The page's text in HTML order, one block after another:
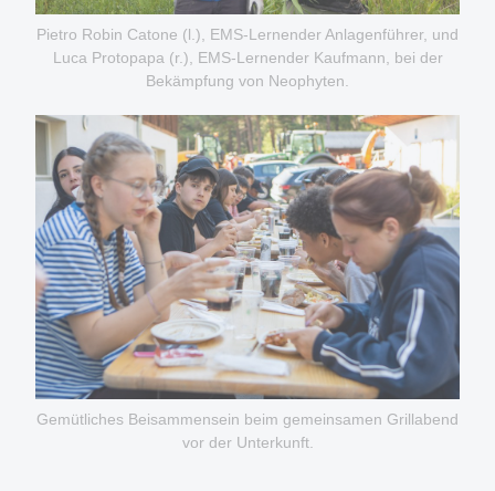
Pietro Robin Catone (l.), EMS-Lernender Anlagenführer, und
Luca Protopapa (r.), EMS-Lernender Kaufmann, bei der
Bekämpfung von Neophyten.
Gemütliches Beisammensein beim gemeinsamen Grillabend
vor der Unterkunft.